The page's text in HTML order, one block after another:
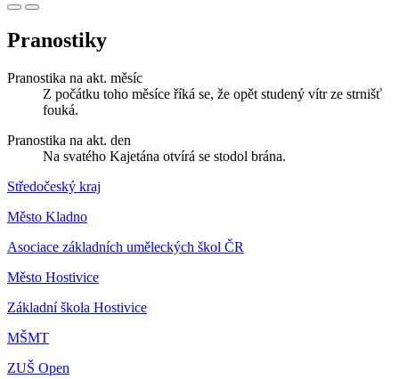
Pranostiky
Pranostika na akt. měsíc
Z počátku toho měsíce říká se, že opět studený vítr ze strnišť
fouká.
Pranostika na akt. den
Na svatého Kajetána otvírá se stodol brána.
Středočeský kraj
Město Kladno
Asociace základních uměleckých škol ČR
Město Hostivice
Základní škola Hostivice
MŠMT
ZUŠ Open